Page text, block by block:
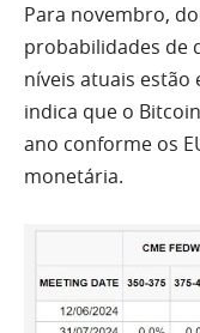
Para novembro,
probabilidades de
níveis atuais estão
indica que o
ano conforme os
monetária.